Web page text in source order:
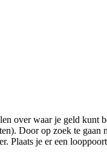
over waar je geld kunt
Door op zoek te
Plaats je er een